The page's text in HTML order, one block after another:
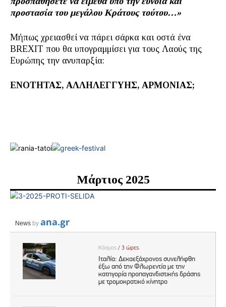
προστασία του μεγάλου Κράτους τούτου…»
Μήπως χρειασθεί να πάρει σάρκα και οστά ένα
BRΕΧΙΤ που θα υπογραμμίσει για τους Λαούς της
Ευρώπης την ανυπαρξία:
ΕΝΟΤΗΤΑΣ, ΑΛΛΗΛΕΓΓΥΗΣ, ΑΡΜΟΝΙΑΣ;
Μάρτιος 2025